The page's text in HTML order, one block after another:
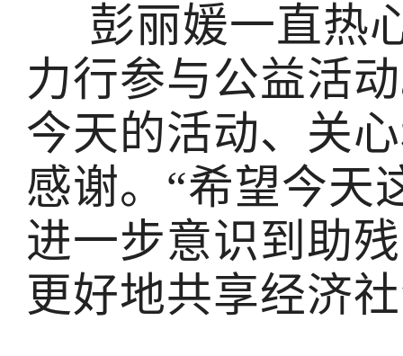
彭丽媛一直热
力行参与公益活
今天的活动、关
感谢。“希望今天
进一步意识到助
更好地共享经济